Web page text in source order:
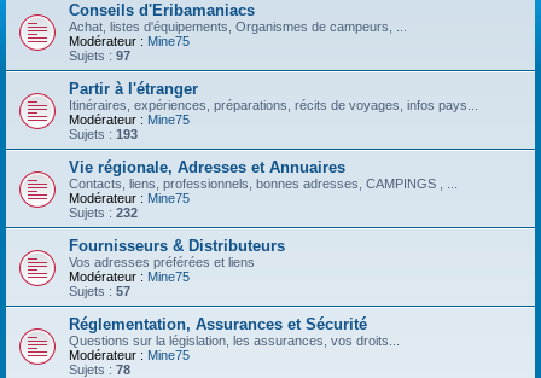
Conseils d'Eribamaniacs
Achat, listes d'équipements, Organismes de campeurs, ...
Modérateur : Mine75
Sujets : 97
Partir à l'étranger
Itinéraires, expériences, préparations, récits de voyages, infos pays...
Modérateur : Mine75
Sujets : 193
Vie régionale, Adresses et Annuaires
Contacts, liens, professionnels, bonnes adresses, CAMPINGS , ...
Modérateur : Mine75
Sujets : 232
Fournisseurs & Distributeurs
Vos adresses préférées et liens
Modérateur : Mine75
Sujets : 57
Réglementation, Assurances et Sécurité
Questions sur la législation, les assurances, vos droits...
Modérateur : Mine75
Sujets : 78